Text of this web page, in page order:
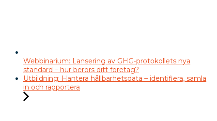
Webbinarium: Lansering av GHG-protokollets nya
standard – hur berörs ditt företag?
Utbildning: Hantera hållbarhetsdata – identifiera, samla
in och rapportera